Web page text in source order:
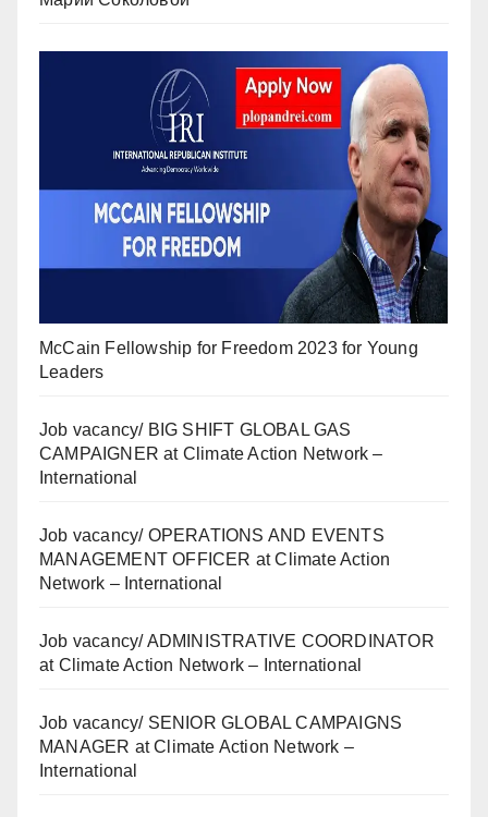
McCain Fellowship for Freedom 2023 for Young
Leaders
Job vacancy/ BIG SHIFT GLOBAL GAS
CAMPAIGNER at Climate Action Network –
International
Job vacancy/ OPERATIONS AND EVENTS
MANAGEMENT OFFICER at Climate Action
Network – International
Job vacancy/ ADMINISTRATIVE COORDINATOR
at Climate Action Network – International
Job vacancy/ SENIOR GLOBAL CAMPAIGNS
MANAGER at Climate Action Network –
International